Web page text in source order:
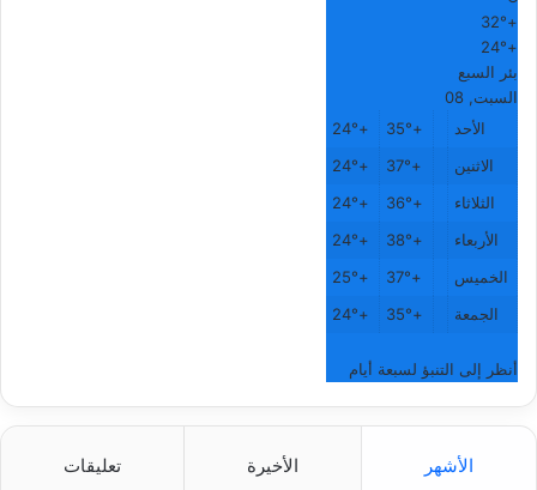
+
32°
+
24°
بئر السبع
السبت, 08
الأحد
+
35°
+
24°
الاثنين
+
37°
+
24°
الثلاثاء
+
36°
+
24°
الأربعاء
+
38°
+
24°
الخميس
+
37°
+
25°
الجمعة
+
35°
+
24°
أنظر إلى التنبؤ لسبعة أيام
الأشهر الأخيرة تعليقات